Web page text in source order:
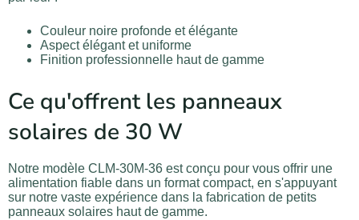
Couleur noire profonde et élégante
Aspect élégant et uniforme
Finition professionnelle haut de gamme
Ce qu'offrent les panneaux
solaires de 30 W
Notre modèle CLM-30M-36 est conçu pour vous offrir une
alimentation fiable dans un format compact, en s'appuyant
sur notre vaste expérience dans la fabrication de petits
panneaux solaires haut de gamme.